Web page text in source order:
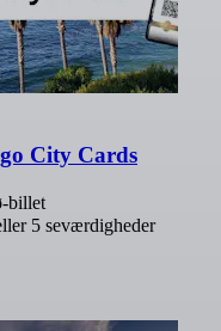
City Cards
billet
5 seværdigheder